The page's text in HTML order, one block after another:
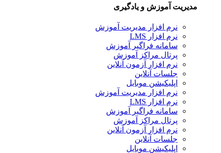
آموزش و یادگیری
نرم‌ افزار مدیریت آموزش
نرم افزار LMS
سامانه فراگیر آموزش
پرتال مراکز آموزش
نرم افزار آزمون آنلاین
جلسات آنلاین
اپلیکیشن موبایل
نرم‌ افزار مدیریت آموزش
نرم افزار LMS
سامانه فراگیر آموزش
پرتال مراکز آموزش
نرم افزار آزمون آنلاین
جلسات آنلاین
اپلیکیشن موبایل